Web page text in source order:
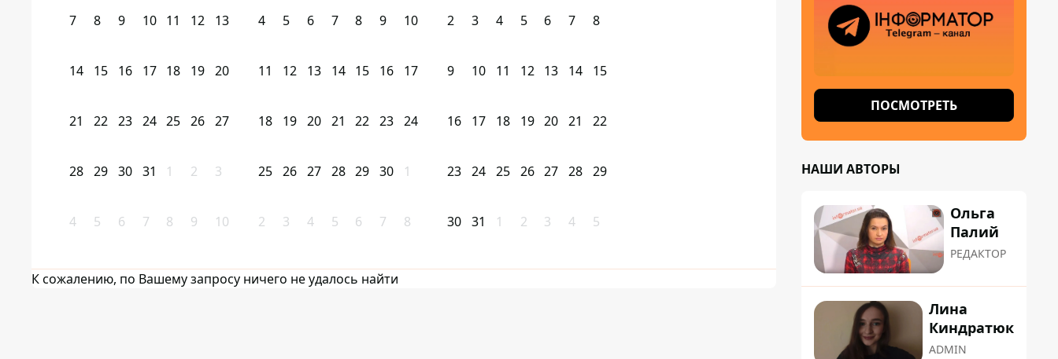
7 8 9 10 11 12 13
14 15 16 17 18 19 20
21 22 23 24 25 26 27
28 29 30 31 1 2 3
4 5 6 7 8 9 10
4 5 6 7 8 9 10
11 12 13 14 15 16 17
18 19 20 21 22 23 24
25 26 27 28 29 30 1
2 3 4 5 6 7 8
2 3 4 5 6 7 8
9 10 11 12 13 14 15
16 17 18 19 20 21 22
23 24 25 26 27 28 29
30 31 1 2 3 4 5
К сожалению, по Вашему запросу ничего не удалось найти
ПОСМОТРЕТЬ
НАШИ АВТОРЫ
Ольга
Палий
РЕДАКТОР
Лина
Киндратюк
ADMIN